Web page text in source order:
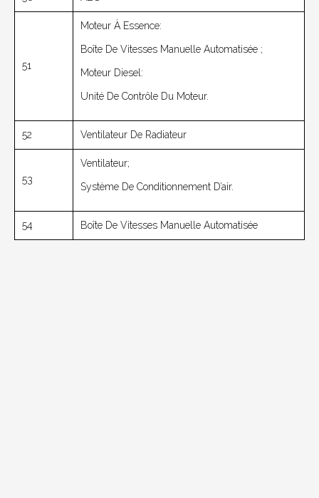
51
Moteur À Essence:
Boîte De Vitesses Manuelle Automatisée ;
Moteur Diesel:
Unité De Contrôle Du Moteur.
52 Ventilateur De Radiateur
53
Ventilateur;
Système De Conditionnement D’air.
54 Boîte De Vitesses Manuelle Automatisée